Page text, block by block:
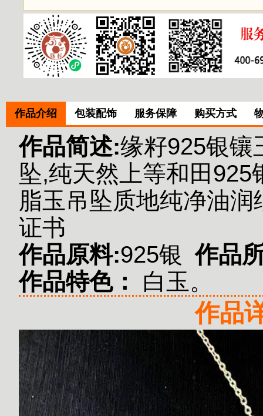
作品介绍 包装配饰 服务保障 购买方式
作品简述:缘籽925银镶
坠,纯天然上等和田
脂玉吊坠质地纯净油
证书
作品原料:925银 作品
作品特色：
白玉。
作品